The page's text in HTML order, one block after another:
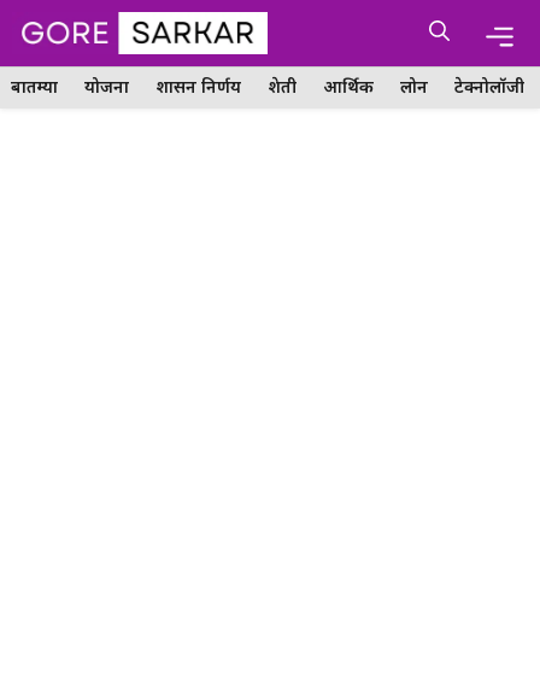
Skip
content
बातम्या योजना शासन निर्णय शेती आर्थिक लोन टेक्नोलॉजी